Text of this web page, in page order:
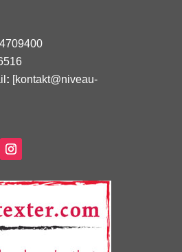
: [kontakt@niveau-